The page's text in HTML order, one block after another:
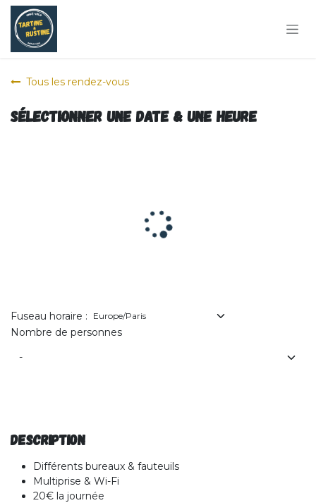
Se rendre au contenu
Tous les rendez-vous
Sélectionner une date & une heure
Fuseau horaire :
Nombre de personnes
Description
Différents bureaux & fauteuils
Multiprise & Wi-Fi
20€ la journée